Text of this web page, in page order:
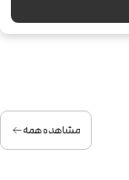
مشاهده همه